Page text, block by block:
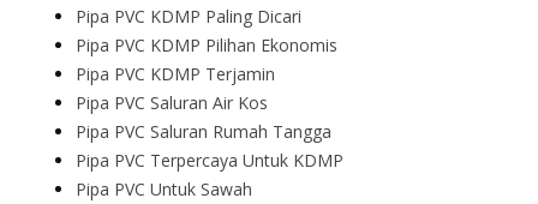
Pipa PVC KDMP Paling Dicari
Pipa PVC KDMP Pilihan Ekonomis
Pipa PVC KDMP Terjamin
Pipa PVC Saluran Air Kos
Pipa PVC Saluran Rumah Tangga
Pipa PVC Terpercaya Untuk KDMP
Pipa PVC Untuk Sawah